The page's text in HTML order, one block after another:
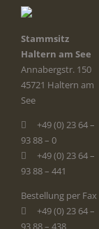
Stammsitz
Haltern am See
Annabergstr. 150
45721 Haltern am
See
+49 (0) 23 64 –
93 88 – 0
+49 (0) 23 64 –
93 88 – 441
Bestellung per Fax
+49 (0) 23 64 –